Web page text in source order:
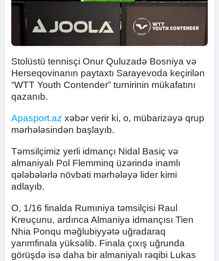
Stolüstü tennisçi Onur Quluzadə Bosniya və
Herseqovinanın paytaxtı Sarayevoda keçirilən
“WTT Youth Contender” turnirinin mükafatını
qazanıb.
Apasport.az xəbər verir ki, o, mübarizəyə qrup
mərhələsindən başlayıb.
Təmsilçimiz yerli idmançı Nidal Basiç və
almaniyalı Pol Flemminq üzərində inamlı
qələbələrlə növbəti mərhələyə lider kimi
adlayıb.
O, 1/16 finalda Rumıniya təmsilçisi Raul
Kreuçunu, ardınca Almaniya idmançısı Tien
Nhia Ponqu məğlubiyyətə uğradaraq
yarımfinala yüksəlib. Finala çıxış uğrunda
görüşdə isə daha bir almaniyalı rəqibi Lukas